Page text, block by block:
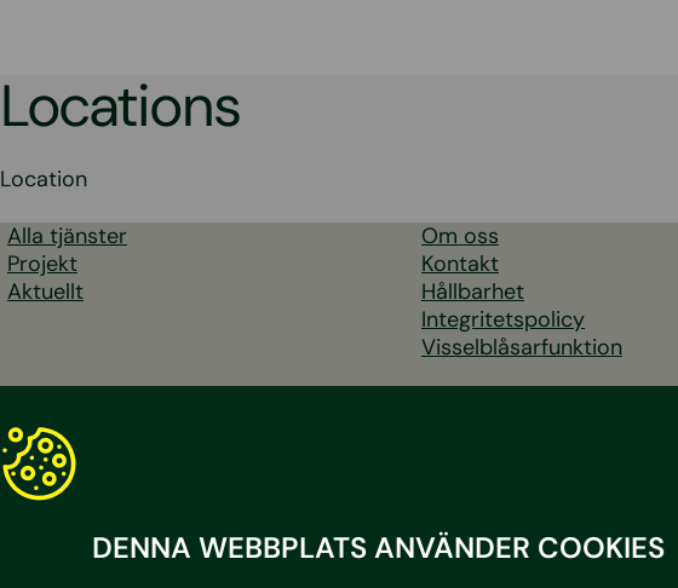
DENNA WEBBPLATS ANVÄNDER COOKIES
Locations
Location
Alla tjänster
Projekt
Aktuellt
Om oss
Kontakt
Hållbarhet
Integritetspolicy
Visselblåsarfunktion